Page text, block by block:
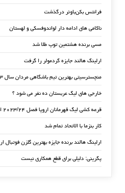
فرانتس بکن‌باوئر درگذشت
ناکامی های ادامه دار لواندوفسکی و لهستان
مسی برنده هشتمین توپ طلا شد
ارلینگ هالند جایزه گردمولر را گرفت
منچسترسیتی بهترین تیم باشگاهی مردان سال ۲۰۲۳ شد
خارجی های لیگ عربستان ده نفر می شود ؟
قرعه کشی لیگ قهرمانان اروپا فصل ۲۰۲۳/۲۴ انجام شد
کار بنزما با الاتحاد تمام شد
ارلینگ هالند برنده جایزه بهترین گلزن فوتبال
پگرینی: دلیلی برای قطع همکاری نیست